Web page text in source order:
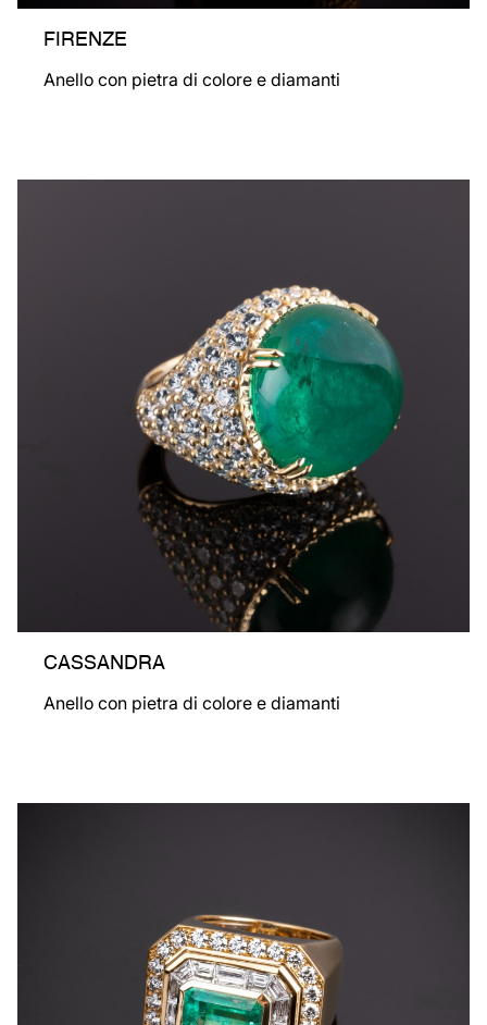
FIRENZE
Anello con pietra di colore e diamanti
CASSANDRA
Anello con pietra di colore e diamanti